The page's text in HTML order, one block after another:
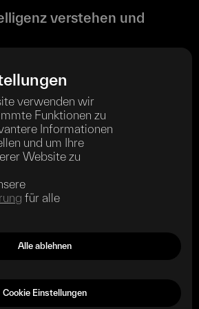
verstehen und
Mitglied im
Instruktionen und sage
die beste KI-
verwenden wir
Funktionen zu
Informationen
und um Ihre
Website zu
für alle
Alle ablehnen
Cookie Einstellungen